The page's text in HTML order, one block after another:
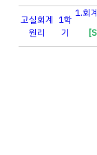
고실회계
원리
1학
기
1.회